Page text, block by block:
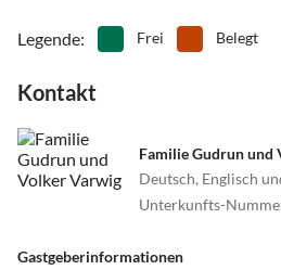
Legende: Frei Belegt
Kontakt
Familie Gudrun und
Deutsch, Englisch
Unterkunfts-
Gastgeberinformationen